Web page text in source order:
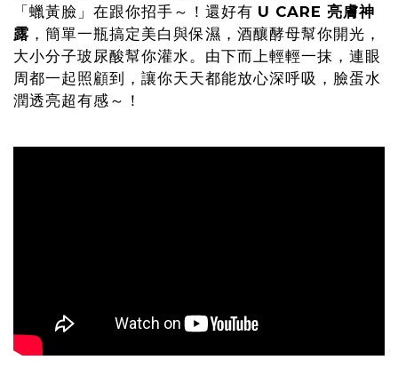
「蠟黃臉」在跟你招手～！還好有 U CARE 亮膚神
露 ，簡單一瓶搞定美白與保濕，酒釀酵母幫你開光，
大小分子玻尿酸幫你灌水。由下而上輕輕一抹，連眼
周都一起照顧到，讓你天天都能放心深呼吸，臉蛋水
潤透亮超有感～！